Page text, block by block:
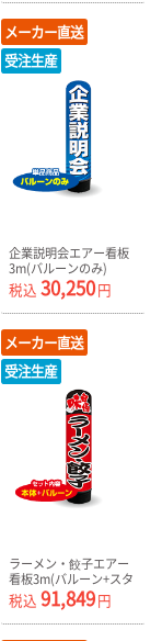
メーカー直送
受注生産
企業説明会エアー看板
3m(バルーンのみ)
AR090139IN_C
税込 30,250円
メーカー直送
受注生産
ラーメン・餃子エアー
看板3m(バルーン+スタ
ンド) AR090141IN
税込 91,849円